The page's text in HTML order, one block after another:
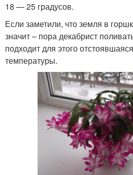
18 — 25 градусов.
Если заметили, что земля в
значит – пора декабрист
подходит для этого
температуры.